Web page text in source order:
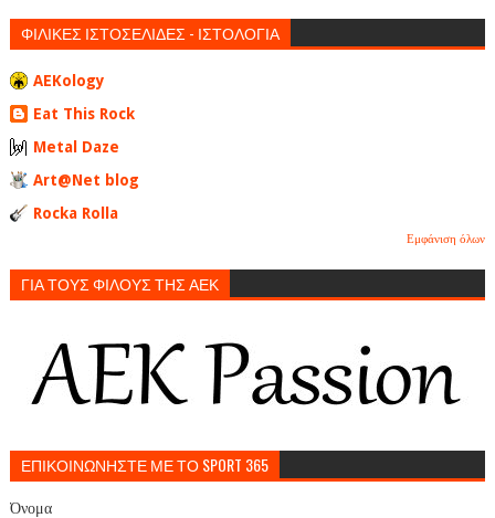
ΦΙΛΙΚΕΣ ΙΣΤΟΣΕΛΙΔΕΣ - ΙΣΤΟΛΟΓΙΑ
AEKology
Eat This Rock
Metal Daze
Art@Net blog
Rocka Rolla
Εμφάνιση όλων
ΓΙΑ ΤΟΥΣ ΦΙΛΟΥΣ ΤΗΣ ΑΕΚ
ΕΠΙΚΟΙΝΩΝΗΣΤΕ ΜΕ ΤΟ SPORT 365
Όνομα